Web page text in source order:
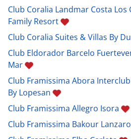
Club Coralia Landmar Costa Los
Family Resort
Club Coralia Suites & Villas By
Club Eldorador Barcelo
Mar
Club Framissima Abora
By Lopesan
Club Framissima Allegro Isora
Club Framissima Bakour